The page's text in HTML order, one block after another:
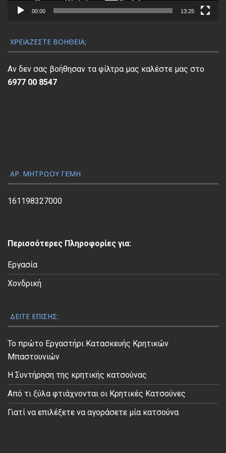
ν
α
π
α
ς
Β
ί
ο
00:00 13:25
ΧΡΕΙΆΖΕΣΤΕ ΒΟΉΘΕΙΑ;
Αν δεν σας βοήθησαν τα φίλτρα μας καλέστε μας στο
6977 00 8547
ΑΡ. ΜΗΤΡΏΟΥ ΓΕΜΗ
161198327000
Περισσότερες Πληροφορίες για:
Εργασία
Χονδρική
ΔΕΊΤΕ ΕΠΊΣΗΣ:
Το πρώτο Εργαστήρι Κατασκευής Κρητικών
Μπαστουνιών
Η Συντήρηση της κρητικής κατσούνας
Από τι ξύλα φτιάχνονται οι Κρητικές Κατσούνες
Γιατί να επιλέξετε να αγοράσετε μία κατσούνα